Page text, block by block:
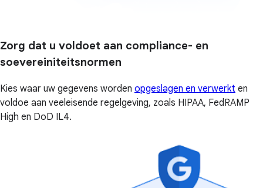
Zorg dat u voldoet aan compliance- en
soevereiniteitsnormen
Kies waar uw gegevens worden opgeslagen en verwerkt en
voldoe aan veeleisende regelgeving, zoals HIPAA, FedRAMP
High en DoD IL4.